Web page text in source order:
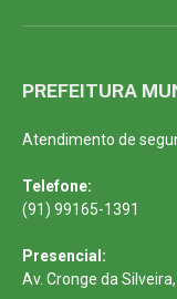
PREFEITURA
Atendimento de
Telefone:
(91) 99165-1391
Presencial:
Av. Cronge da